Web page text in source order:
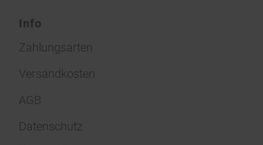
Info
Zahlungsarten
Versandkosten
AGB
Datenschutz